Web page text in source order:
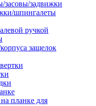
задвижки
шпингалеты
ручкой
защелок
планке для